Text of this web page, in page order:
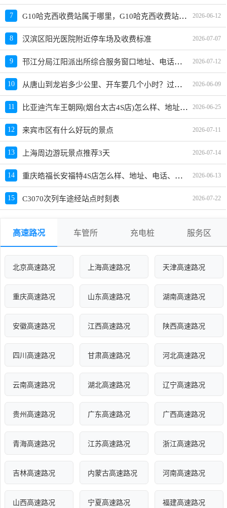
7 G10哈克西收费站属于哪里，G10哈克西收费站入口的详细地址 2026-06-12
8 汉滨区阳光医院附近停车场及收费标准 2026-07-07
9 邗江分局江阳派出所综合服务窗口地址、电话、上班时间、能处理违章吗 2026-07-12
10 从唐山到龙岩多少公里、开车要几个小时？过路费、油费等 2026-06-09
11 比亚迪汽车王朝网(烟台太古4S店)怎么样、地址、电话、上班时间查询 2026-06-25
12 来宾市区有什么好玩的景点 2026-07-11
13 上海周边游玩景点推荐3天 2026-07-14
14 重庆皓福长安福特4S店怎么样、地址、电话、上班时间查询 2026-06-13
15 C3070次列车途经站点时刻表 2026-07-22
高速路况 车管所 充电桩 服务区
北京高速路况 上海高速路况 天津高速路况
重庆高速路况 山东高速路况 湖南高速路况
安徽高速路况 江西高速路况 陕西高速路况
四川高速路况 甘肃高速路况 河北高速路况
云南高速路况 湖北高速路况 辽宁高速路况
贵州高速路况 广东高速路况 广西高速路况
青海高速路况 江苏高速路况 浙江高速路况
吉林高速路况 内蒙古高速路况 河南高速路况
山西高速路况 宁夏高速路况 福建高速路况